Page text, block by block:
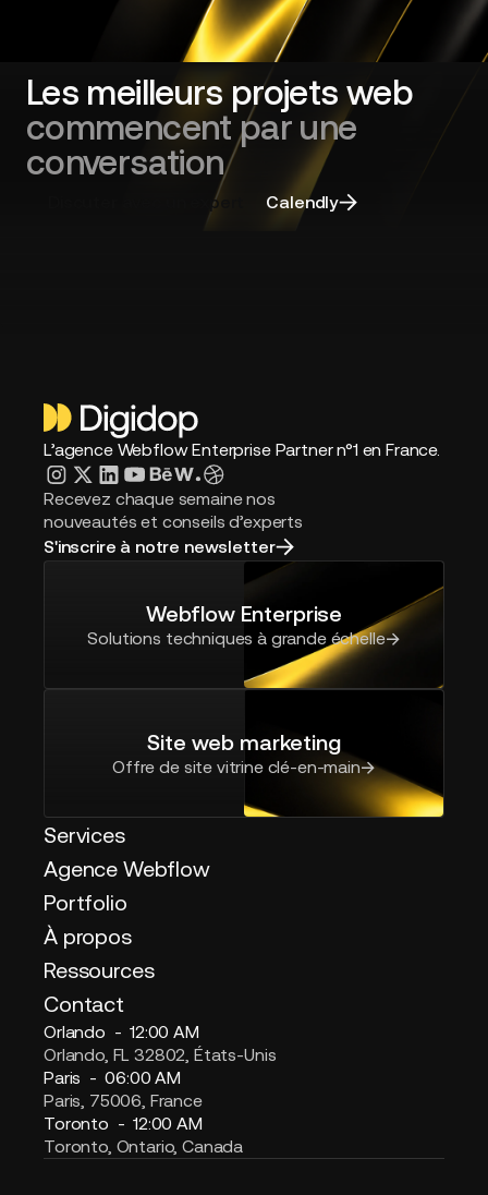
site
web
et
choisir
la
Les meilleurs projets web
commencent par une
conversation
Discuter avec un expert Calendly
L’agence Webflow Enterprise Partner n°1 en France.
Recevez chaque semaine nos
nouveautés et conseils d’experts
S'inscrire à notre newsletter
Webflow Enterprise
Solutions techniques à grande échelle
Site web marketing
Offre de site vitrine clé-en-main
Services
Agence Webflow
Portfolio
À propos
Ressources
Contact
Orlando -12:00 AM
Orlando, FL 32802, États-Unis
Paris -06:00 AM
Paris, 75006, France
Toronto -12:00 AM
Toronto, Ontario, Canada